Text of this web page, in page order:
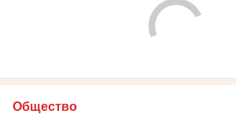
Общество